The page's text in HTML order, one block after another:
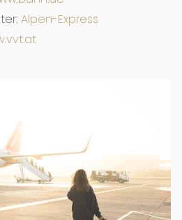
Alpen-Express